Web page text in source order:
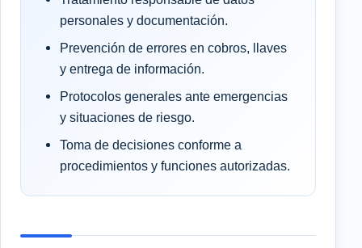
personales y documentación.
Prevención de errores en cobros, llaves
y entrega de información.
Protocolos generales ante emergencias
y situaciones de riesgo.
Toma de decisiones conforme a
procedimientos y funciones autorizadas.